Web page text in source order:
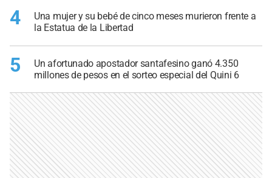
4
Una mujer y su bebé de cinco meses murieron frente a
la Estatua de la Libertad
5
Un afortunado apostador santafesino ganó 4.350
millones de pesos en el sorteo especial del Quini 6